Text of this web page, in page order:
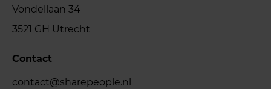
Vondellaan 34
3521 GH Utrecht
Contact
contact@sharepeople.nl